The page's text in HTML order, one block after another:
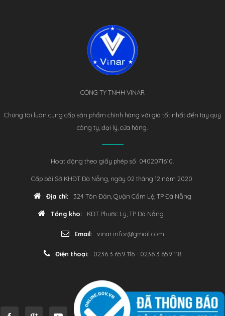
CÔNG TY TNHH VINAR
Chúng tôi luôn cung cấp sản phẩm chính hãng với giá tốt nhất đến tay quý
công ty, đại lý, cửa hàng.
Hoạt động theo giấy phép số: 0402071610.
Cấp bởi Sở KHĐT Đà Nẵng, ngày 02 tháng 12 năm 2020.
Địa chỉ: 324 Tôn Đản, Quận Cẩm Lệ, TP Đà Nẵng
Tổng kho: KĐT Phước Lý, TP Đà Nẵng
Email: vinar.infor@gmail.com
Điện thoại: 0236 3 659 116 - 0236 3 659 118